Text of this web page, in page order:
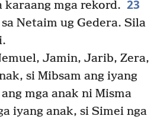
karaang mga rekord. 23
Netaim ug Gedera. Sila
Jamin, Jarib, Zera,
si Mibsam ang iyang
mga anak ni Misma
iyang anak, si Simei nga